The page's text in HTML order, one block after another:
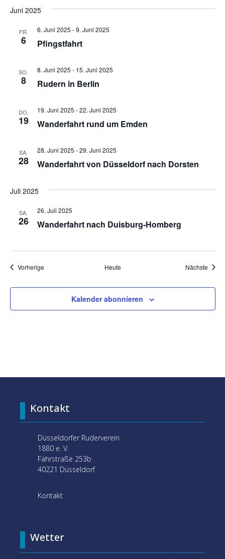
Juni 2025
FR.
6 Pfingstfahrt
6. Juni 2025 -9. Juni 2025
SO.
8 Rudern in Berlin
8. Juni 2025 - 15. Juni 2025
DO.
19 Wanderfahrt rund um Emden
19. Juni 2025 -22. Juni 2025
SA.
28 Wanderfahrt von Düsseldorf nach Dorsten
28. Juni 2025 -29. Juni 2025
Juli 2025
SA.
26 Wanderfahrt nach Duisburg-Homberg
26. Juli 2025
VorherigeVeranstaltungen Heute Nächste
Kalender abonnieren
Kontakt
Düsseldorfer Ruderverein
1880 e. V.
Fährstraße 253b
40221 Düsseldorf
Kontakt
Wetter